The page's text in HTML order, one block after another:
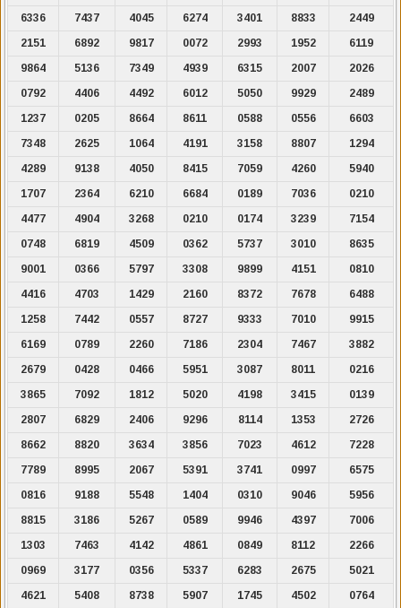
6336
7437 4045 6274 3401 8833
2449
2151
6892 9817 0072 2993 1952
6119
9864
5136 7349 4939 6315 2007
2026
0792
4406 4492 6012 5050 9929
2489
1237
0205 8664 8611 0588 0556
6603
7348
2625 1064 4191 3158 8807
1294
4289
9138 4050 8415 7059 4260
5940
1707
2364 6210 6684 0189 7036
0210
4477
4904 3268 0210 0174 3239
7154
0748
6819 4509 0362 5737 3010
8635
9001
0366 5797 3308 9899 4151
0810
4416
4703 1429 2160 8372 7678
6488
1258
7442 0557 8727 9333 7010
9915
6169
0789 2260 7186 2304 7467
3882
2679
0428 0466 5951 3087 8011
0216
3865
7092 1812 5020 4198 3415
0139
2807
6829 2406 9296 8114 1353
2726
8662
8820 3634 3856 7023 4612
7228
7789
8995 2067 5391 3741 0997
6575
0816
9188 5548 1404 0310 9046
5956
8815
3186 5267 0589 9946 4397
7006
1303
7463 4142 4861 0849 8112
2266
0969
3177 0356 5337 6283 2675
5021
4621
5408 8738 5907 1745 4502
0764